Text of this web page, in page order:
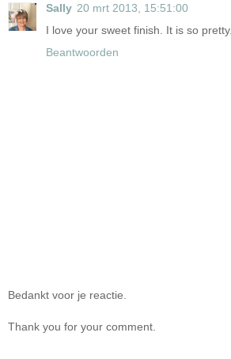
Sally 20 mrt 2013, 15:51:00
I love your sweet finish. It is so pretty.
Beantwoorden
Bedankt voor je reactie.
Thank you for your comment.